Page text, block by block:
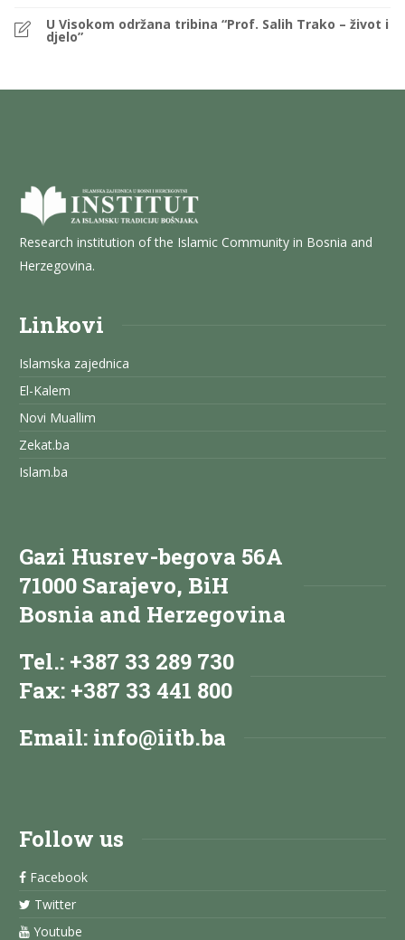
U Visokom održana tribina “Prof. Salih Trako – život i
djelo”
Research institution of the Islamic Community in Bosnia and
Herzegovina.
Linkovi
Islamska zajednica
El-Kalem
Novi Muallim
Zekat.ba
Islam.ba
Gazi Husrev-begova 56A
71000 Sarajevo, BiH
Bosnia and Herzegovina
Tel.: +387 33 289 730
Fax: +387 33 441 800
Email: info@iitb.ba
Follow us
Facebook
Twitter
Youtube